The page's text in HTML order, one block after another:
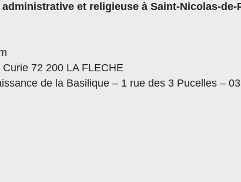
et religieuse à Saint-Nicolas-
72 200 LA FLECHE
de la Basilique – 1 rue des 3 Pucelles –